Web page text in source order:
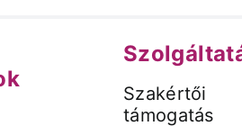
Szakértői
támogatás